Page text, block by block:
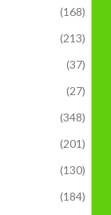
(168)
(213)
(37)
(27)
(348)
(201)
(130)
(184)